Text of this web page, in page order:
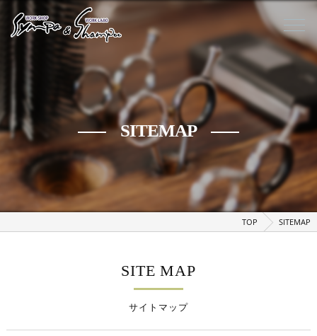
SITEMAP
TOP SITEMAP
サイトマップ
SITE MAP